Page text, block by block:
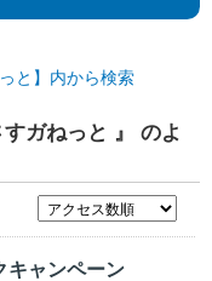
と】内から検索
すガねっと 』 のよ
キャンペーン